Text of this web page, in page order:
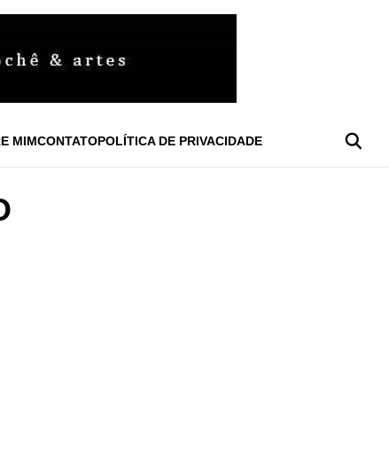
MIMCONTATOPOLÍTICA DE PRIVACIDADE